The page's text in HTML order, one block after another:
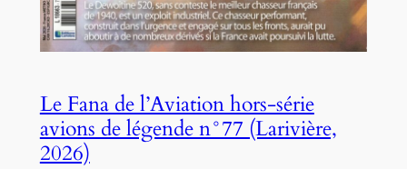
Le Fana de l’Aviation hors-série
avions de légende n°77 (Larivière,
2026)